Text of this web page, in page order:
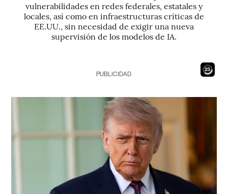
vulnerabilidades en redes federales, estatales y
locales, así como en infraestructuras críticas de
EE.UU., sin necesidad de exigir una nueva
supervisión de los modelos de IA.
22
PUBLICIDAD